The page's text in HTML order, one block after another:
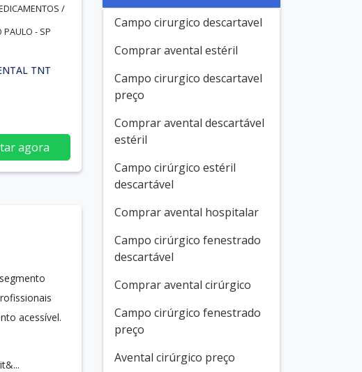
/
PAULO - SP
TNT
agora
acessível.
Campo cirurgico descartavel
Comprar avental estéril
Campo cirurgico descartavel
preço
Comprar avental descartável
estéril
Campo cirúrgico estéril
descartável
Comprar avental hospitalar
Campo cirúrgico fenestrado
descartável
Comprar avental cirúrgico
Campo cirúrgico fenestrado
preço
Avental cirúrgico preço